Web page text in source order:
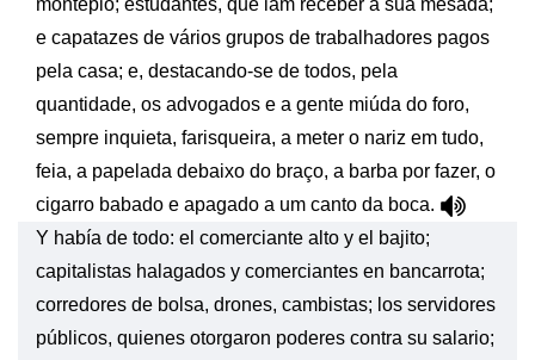
montepio; estudantes, que iam receber a sua mesada;
e capatazes de vários grupos de trabalhadores pagos
pela casa; e, destacando-se de todos, pela
quantidade, os advogados e a gente miúda do foro,
sempre inquieta, farisqueira, a meter o nariz em tudo,
feia, a papelada debaixo do braço, a barba por fazer, o
cigarro babado e apagado a um canto da boca.
Y había de todo: el comerciante alto y el bajito;
capitalistas halagados y comerciantes en bancarrota;
corredores de bolsa, drones, cambistas; los servidores
públicos, quienes otorgaron poderes contra su salario;